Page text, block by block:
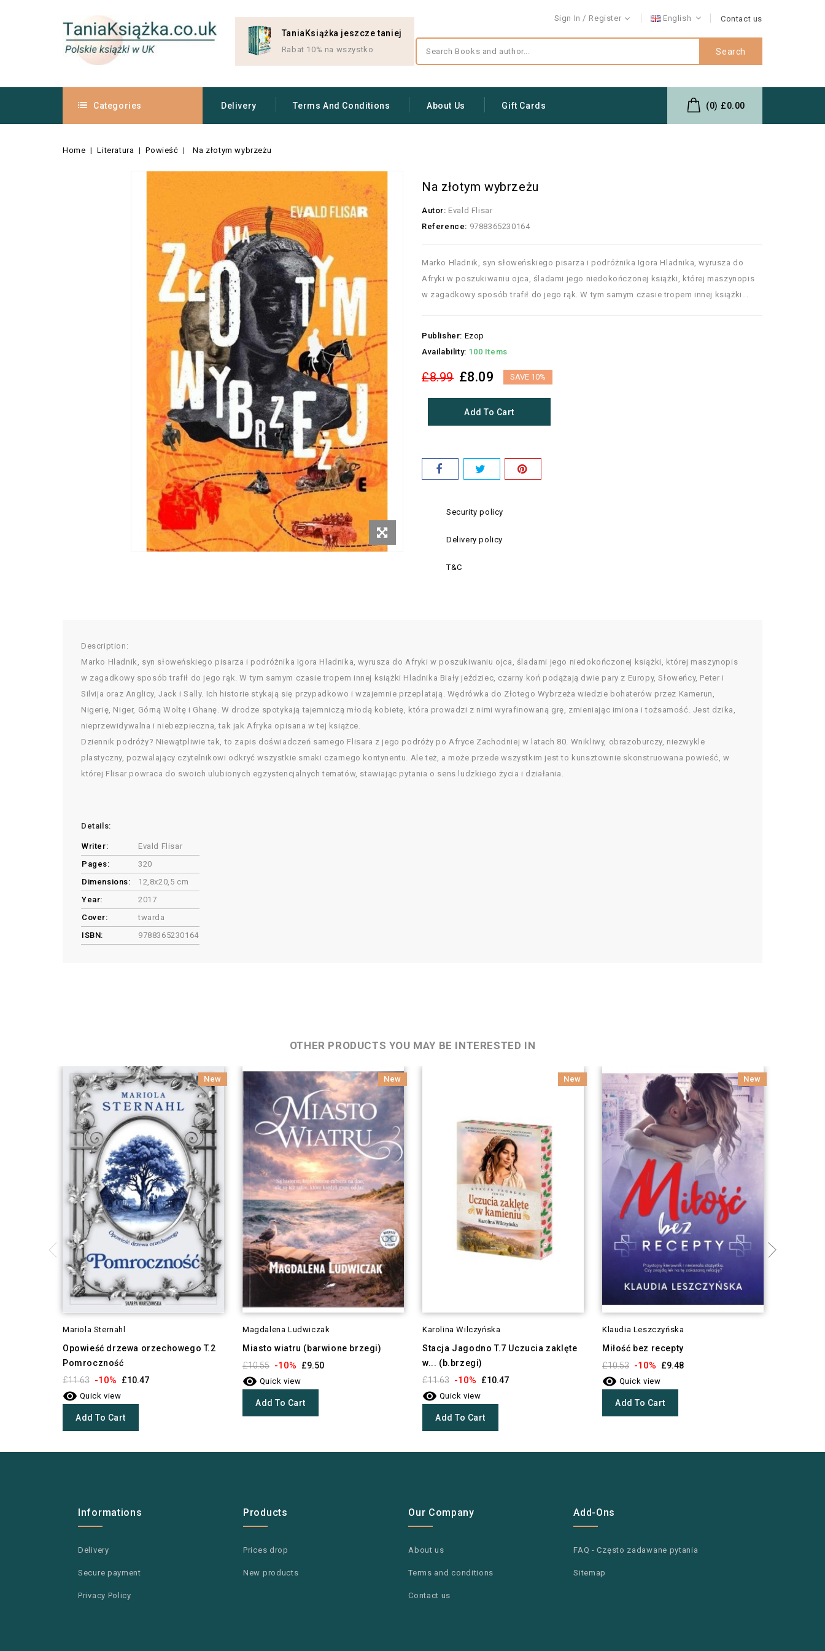
Sign In Register English Contact us
TaniaKsiążka jeszcze taniej
Rabat 10% na wszystko Search
Categories Delivery Terms And Conditions About Us Gift Cards (0) £0.00
Home Literatura Powieść Na złotym wybrzeżu
Na złotym wybrzeżu
Autor: Evald Flisar
Reference: 9788365230164
Marko Hladnik, syn słoweńskiego pisarza i podróżnika Igora Hladnika, wyrusza do
Afryki w poszukiwaniu ojca, śladami jego niedokończonej książki, której maszynopis
w zagadkowy sposób trafił do jego rąk. W tym samym czasie tropem innej książki...
Publisher: Ezop
Availability: 100 Items
£8.99 £8.09 SAVE 10%
Add To Cart
Security policy
Delivery policy
T&C
Description:
Marko Hladnik, syn słoweńskiego pisarza i podróżnika Igora Hladnika, wyrusza do Afryki w poszukiwaniu ojca, śladami jego niedokończonej książki, której maszynopis
w zagadkowy sposób trafił do jego rąk. W tym samym czasie tropem innej książki Hladnika Biały jeździec, czarny koń podążają dwie pary z Europy, Słoweńcy, Peter i
Silvija oraz Anglicy, Jack i Sally. Ich historie stykają się przypadkowo i wzajemnie przeplatają. Wędrówka do Złotego Wybrzeża wiedzie bohaterów przez Kamerun,
Nigerię, Niger, Górną Woltę i Ghanę. W drodze spotykają tajemniczą młodą kobietę, która prowadzi z nimi wyrafinowaną grę, zmieniając imiona i tożsamość. Jest dzika,
nieprzewidywalna i niebezpieczna, tak jak Afryka opisana w tej książce.
Dziennik podróży? Niewątpliwie tak, to zapis doświadczeń samego Flisara z jego podróży po Afryce Zachodniej w latach 80. Wnikliwy, obrazoburczy, niezwykle
plastyczny, pozwalający czytelnikowi odkryć wszystkie smaki czarnego kontynentu. Ale też, a może przede wszystkim jest to kunsztownie skonstruowana powieść, w
której Flisar powraca do swoich ulubionych egzystencjalnych tematów, stawiając pytania o sens ludzkiego życia i działania.
Details:
Writer:
Evald Flisar
Pages:
320
Dimensions:
12,8x20,5 cm
Year:
2017
Cover:
twarda
ISBN:
9788365230164
OTHER PRODUCTS YOU MAY BE INTERESTED IN
New
Mariola Sternahl
Opowieść drzewa orzechowego T.2
Pomroczność
£11.63 -10% £10.47
 Quick view
Add To Cart
New
Magdalena Ludwiczak
Miasto wiatru (barwione brzegi)
£10.55 -10% £9.50
 Quick view
Add To Cart
New
Karolina Wilczyńska
Stacja Jagodno T.7 Uczucia zaklęte
w... (b.brzegi)
£11.63 -10% £10.47
 Quick view
Add To Cart
New
Klaudia Leszczyńska
Miłość bez recepty
£10.53 -10% £9.48
 Quick view
Add To Cart
Informations
Delivery
Secure payment
Privacy Policy
Products
Prices drop
New products
Our Company
About us
Terms and conditions
Contact us
Add-Ons
FAQ - Często zadawane pytania
Sitemap